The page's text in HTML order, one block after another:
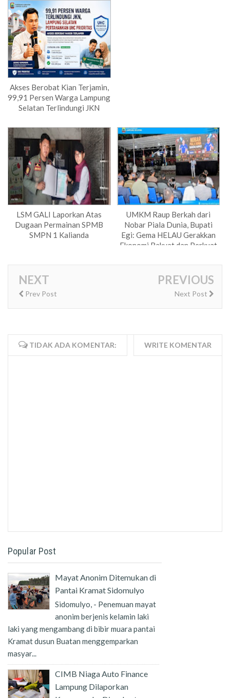
Akses Berobat Kian Terjamin,
99,91 Persen Warga Lampung
Selatan Terlindungi JKN
LSM GALI Laporkan Atas
Dugaan Permainan SPMB
SMPN 1 Kalianda
UMKM Raup Berkah dari
Nobar Piala Dunia, Bupati
Egi: Gema HELAU Gerakkan
Ekonomi Rakyat dan Perkuat
NEXT
Prev Post
PREVIOUS
Next Post
TIDAK ADA KOMENTAR: WRITE KOMENTAR
Popular Post
Mayat Anonim Ditemukan di
Pantai Kramat Sidomulyo
Sidomulyo, - Penemuan mayat
anonim berjenis kelamin laki
laki yang mengambang di bibir muara pantai
Kramat dusun Buatan menggemparkan
masyar...
CIMB Niaga Auto Finance
Lampung Dilaporkan